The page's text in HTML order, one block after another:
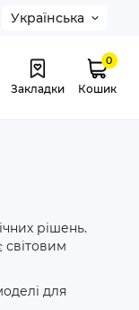
Українська
Закладки
0
Кошик
рішень.
світовим
для